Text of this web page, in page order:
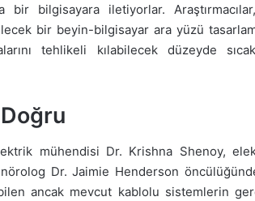
bir bilgisayara iletiyorlar.
bir beyin-bilgisayar ara yüzü
tehlikeli kılabilecek düzeyde
mühendisi Dr. Krishna Shenoy,
Dr. Jaimie Henderson
ancak mevcut kablolu sistemlerin